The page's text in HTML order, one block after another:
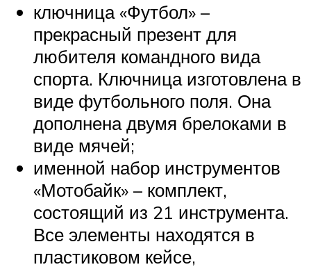
ключница «Футбол» –
прекрасный презент для
любителя командного вида
спорта. Ключница изготовлена в
виде футбольного поля. Она
дополнена двумя брелоками в
виде мячей;
именной набор инструментов
«Мотобайк» – комплект,
состоящий из 21 инструмента.
Все элементы находятся в
пластиковом кейсе,